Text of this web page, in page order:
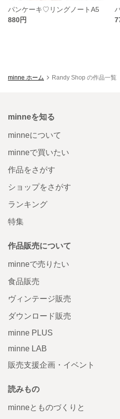
パンケーキ♡リングノートA5
880円
minne ホーム Randy Shop の作品一覧
minneを知る
minneについて
minneで買いたい
作品をさがす
ショップをさがす
ランキング
特集
作品販売について
minneで売りたい
食品販売
ヴィンテージ販売
ダウンロード販売
minne PLUS
minne LAB
販売支援企画・イベント
読みもの
minneとものづくりと